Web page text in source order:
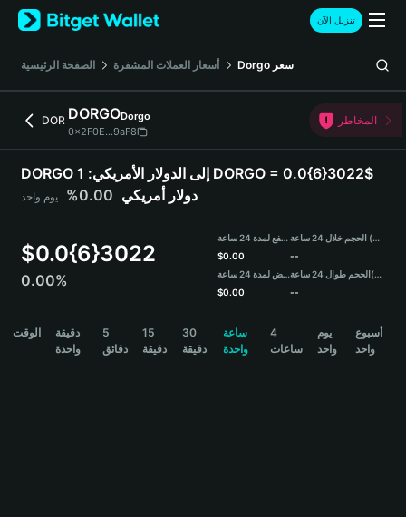
English
日本語
Русский
Español (Latinoamérica)
Türkçe
Deutsch
简体中文
Português (Portugal)
Bahasa Indonesia
বাংলা
تنزيل الآن
الصفحة الرئيسية أسعار العملات المشفرة Dorgo سعر
DOR DORGODorgo
0x2F0E...9aF8
المخاطر
DORGO إلى الدولار الأمريكي: 1 DORGO = 0.0{6}3022$
دولار أمريكي 0.00% يوم واحد
$0.0{6}3022
0.00%
مرتفع لمدة 24 ساعة
$0.00
منخفض لمدة 24 ساعة
$0.00
الحجم خلال 24 ساعة (DORGO)
--
الحجم طوال 24 ساعة(USDT)
--
الوقت
دقيقة
واحدة
5
دقائق
15
دقيقة
30
دقيقة
ساعة
واحدة
4
ساعات
يوم
واحد
أسبوع
واحد